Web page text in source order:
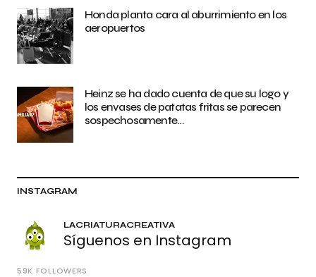
Honda planta cara al aburrimiento en los
aeropuertos
Heinz se ha dado cuenta de que su logo y
los envases de patatas fritas se parecen
sospechosamente…
INSTAGRAM
LACRIATURACREATIVA
Síguenos en Instagram
59K FOLLOWERS